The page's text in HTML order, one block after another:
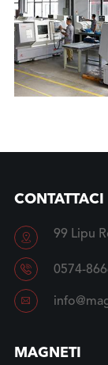
CONTATTACI
 99 Lipu
 0574-

MAGNETI